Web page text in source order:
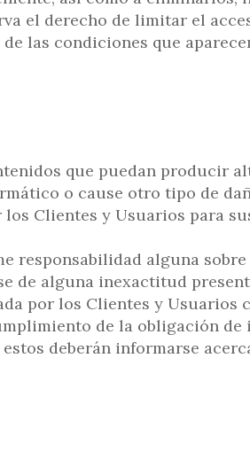
el derecho de limitar el
las condiciones que
que puedan producir
o cause otro tipo de
Clientes y Usuarios para
responsabilidad alguna
de alguna inexactitud
por los Clientes y Usuarios
de la obligación de
deberán informarse